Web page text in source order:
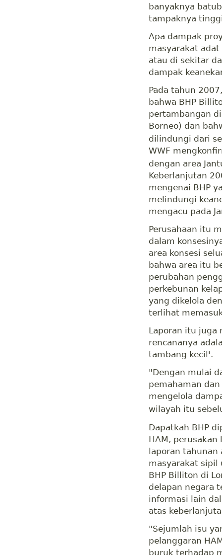
banyaknya
tampaknya
Apa dampak
masyarakat
atau di sekitar
dampak
Pada tahun
bahwa BHP
pertambangan
Borneo) dan
dilindungi dari
WWF
dengan area
Keberlanjutan
mengenai BHP
melindungi
mengacu pada
Perusahaan itu
dalam
area konsesi
bahwa area itu
perubahan
perkebunan
yang dikelola
terlihat
Laporan itu juga
rencananya
tambang kecil'.
"Dengan mulai
pemahaman
mengelola
wilayah itu
Dapatkah BHP
HAM,
laporan tahunan
masyarakat sipil
BHP Billiton di
delapan negara
informasi lain
atas
"Sejumlah isu
pelanggaran
buruk terhadap